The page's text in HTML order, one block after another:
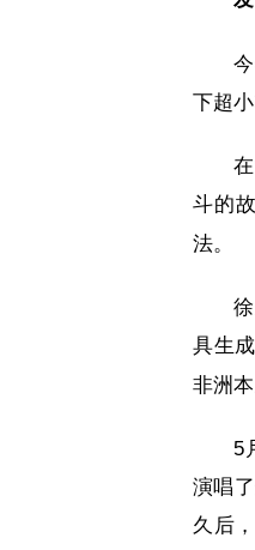
下超
斗的
法。
具生
非洲
5
演唱
久后